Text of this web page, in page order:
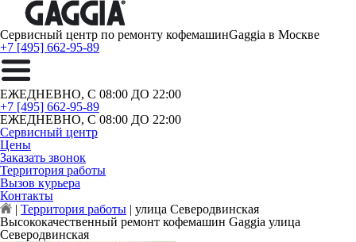
Сервисный центр по ремонту кофемашинGaggia в Москве
+7 [495] 662-95-89
ЕЖЕДНЕВНО, С 08:00 ДО 22:00
+7 [495] 662-95-89
ЕЖЕДНЕВНО, С 08:00 ДО 22:00
Сервисный центр
Цены
Заказать звонок
Территория работы
Вызов курьера
Контакты
| Территория работы | улица Северодвинская
Высококачественный ремонт кофемашин Gaggia улица
Северодвинская